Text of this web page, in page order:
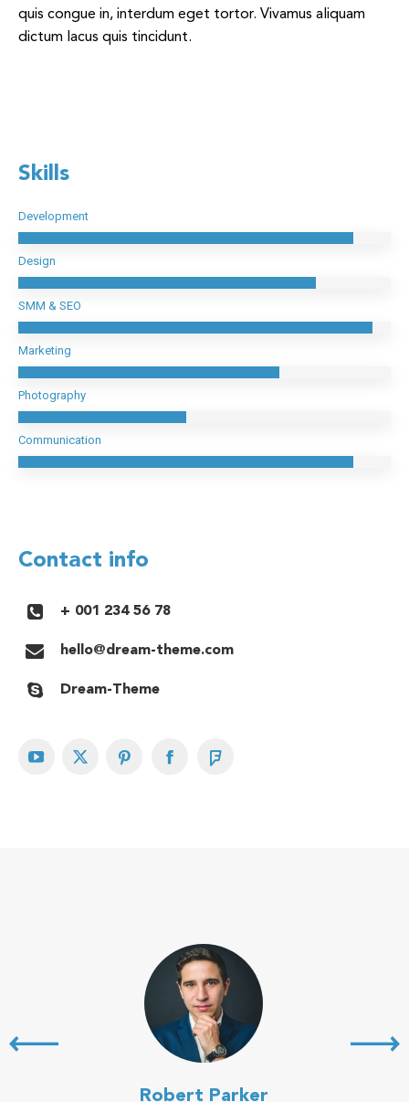
quis congue in, interdum eget tortor. Vivamus aliquam
dictum lacus quis tincidunt.
Skills
Development
Design
SMM & SEO
Marketing
Photography
Communication
Contact info
+ 001 234 56 78
hello@dream-theme.com
Dream-Theme
YouTube
X PinterestFacebookFoursquare
Robert Parker